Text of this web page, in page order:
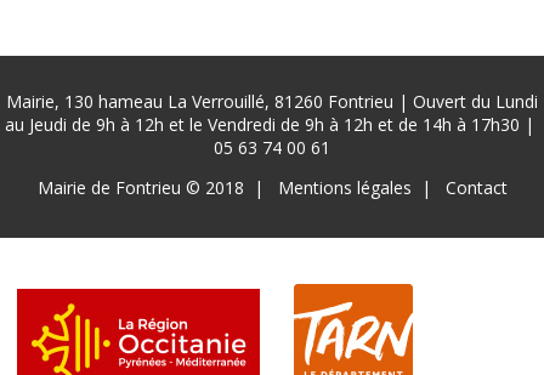
Mairie, 130 hameau La Verrouillé, 81260 Fontrieu | Ouvert du Lundi
au Jeudi de 9h à 12h et le Vendredi de 9h à 12h et de 14h à 17h30 |
05 63 74 00 61
page
Mairie de Fontrieu © 2018 Mentions légales Contact